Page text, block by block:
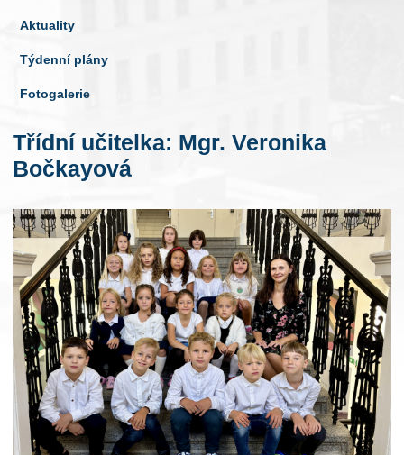
Aktuality
Týdenní plány
Fotogalerie
Třídní učitelka: Mgr. Veronika
Bočkayová